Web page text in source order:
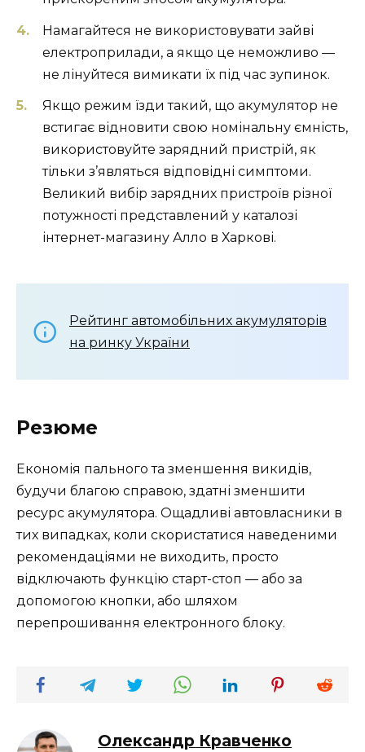
Намагайтеся не використовувати зайві
електроприлади, а якщо це неможливо —
не лінуйтеся вимикати їх під час зупинок.
Якщо режим їзди такий, що акумулятор не
встигає відновити свою номінальну ємність,
використовуйте зарядний пристрій, як
тільки з’являться відповідні симптоми.
Великий вибір зарядних пристроїв різної
потужності представлений у каталозі
інтернет-магазину Алло в Харкові.
Рейтинг автомобільних акумуляторів
на ринку України
Резюме
Економія пального та зменшення викидів,
будучи благою справою, здатні зменшити
ресурс акумулятора. Ощадливі автовласники в
тих випадках, коли скористатися наведеними
рекомендаціями не виходить, просто
відключають функцію старт-стоп — або за
допомогою кнопки, або шляхом
перепрошивання електронного блоку.
Олександр Кравченко